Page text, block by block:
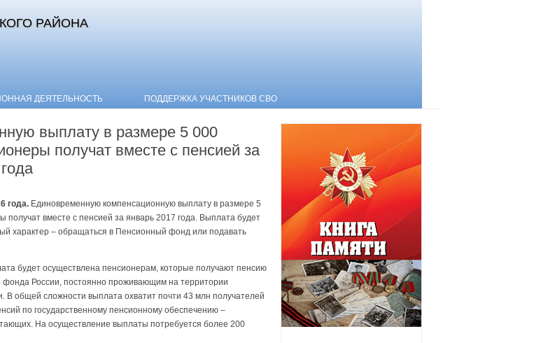
РАЙОНА
Skip to content
ДЕЯТЕЛЬНОСТЬ ПОДДЕРЖКА УЧАСТНИКОВ СВО
выплату в размере 5 000
получат вместе с пенсией за
года. Единовременную компенсационную выплату в размере 5
получат вместе с пенсией за январь 2017 года. Выплата будет
характер – обращаться в Пенсионный фонд или подавать
будет осуществлена пенсионерам, которые получают пенсию
фонда России, постоянно проживающим на территории
В общей сложности выплата охватит почти 43 млн получателей
по государственному пенсионному обеспечению –
На осуществление выплаты потребуется более 200